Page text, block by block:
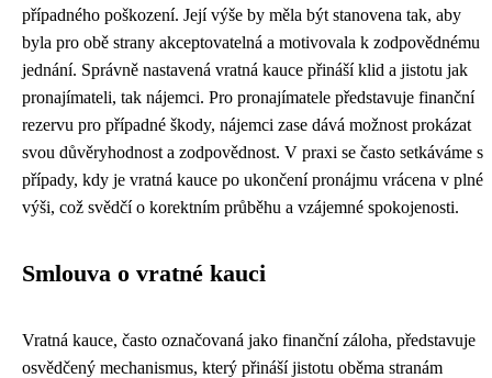
případného poškození. Její výše by měla být stanovena tak, aby
byla pro obě strany akceptovatelná a motivovala k zodpovědnému
jednání. Správně nastavená vratná kauce přináší klid a jistotu jak
pronajímateli, tak nájemci. Pro pronajímatele představuje finanční
rezervu pro případné škody, nájemci zase dává možnost prokázat
svou důvěryhodnost a zodpovědnost. V praxi se často setkáváme s
případy, kdy je vratná kauce po ukončení pronájmu vrácena v plné
výši, což svědčí o korektním průběhu a vzájemné spokojenosti.
Smlouva o vratné kauci
Vratná kauce, často označovaná jako finanční záloha, představuje
osvědčený mechanismus, který přináší jistotu oběma stranám